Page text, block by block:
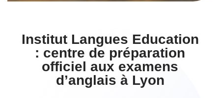
Institut Langues Education
: centre de préparation
officiel aux examens
d’anglais à Lyon